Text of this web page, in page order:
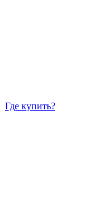
Где купить?